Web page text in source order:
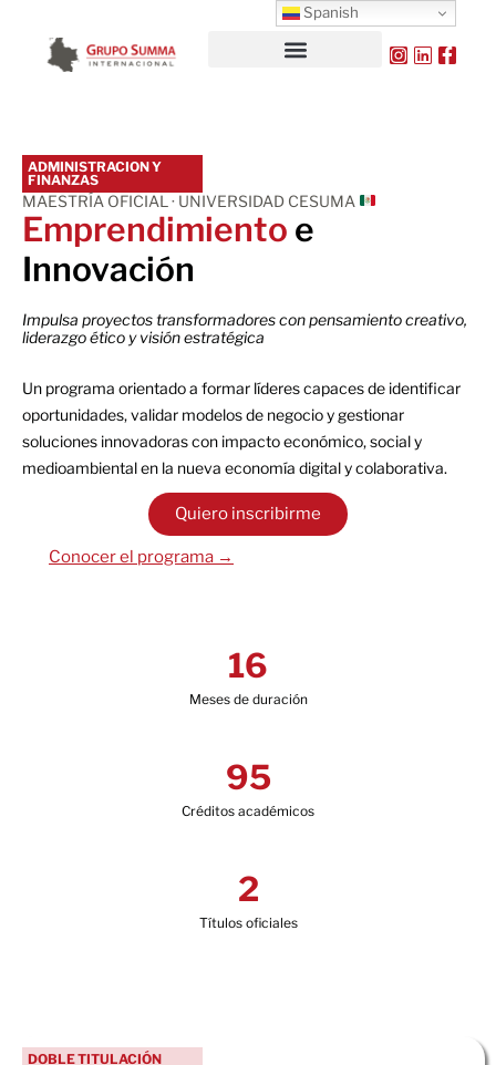
ADMINISTRACION Y
FINANZAS
MAESTRÍA OFICIAL · UNIVERSIDAD CESUMA
Emprendimiento e
Innovación
Impulsa proyectos transformadores con pensamiento creativo,
liderazgo ético y visión estratégica
Un programa orientado a formar líderes capaces de identificar
oportunidades, validar modelos de negocio y gestionar
soluciones innovadoras con impacto económico, social y
medioambiental en la nueva economía digital y colaborativa.
Quiero inscribirme
Conocer el programa →
16
Meses de duración
95
Créditos académicos
2
Títulos oficiales
DOBLE TITULACIÓN
Spanish